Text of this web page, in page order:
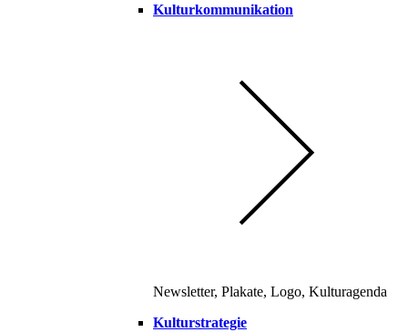
Kulturkommunikation
Newsletter, Plakate, Logo, Kulturagenda
Kulturstrategie